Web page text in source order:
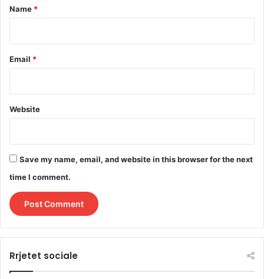
*
Name *
Email *
Website
Save my name, email, and website in this browser for the next
time I comment.
Rrjetet sociale